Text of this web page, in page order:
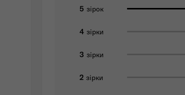
5 зірок
4 зірки
3 зірки
2 зірки